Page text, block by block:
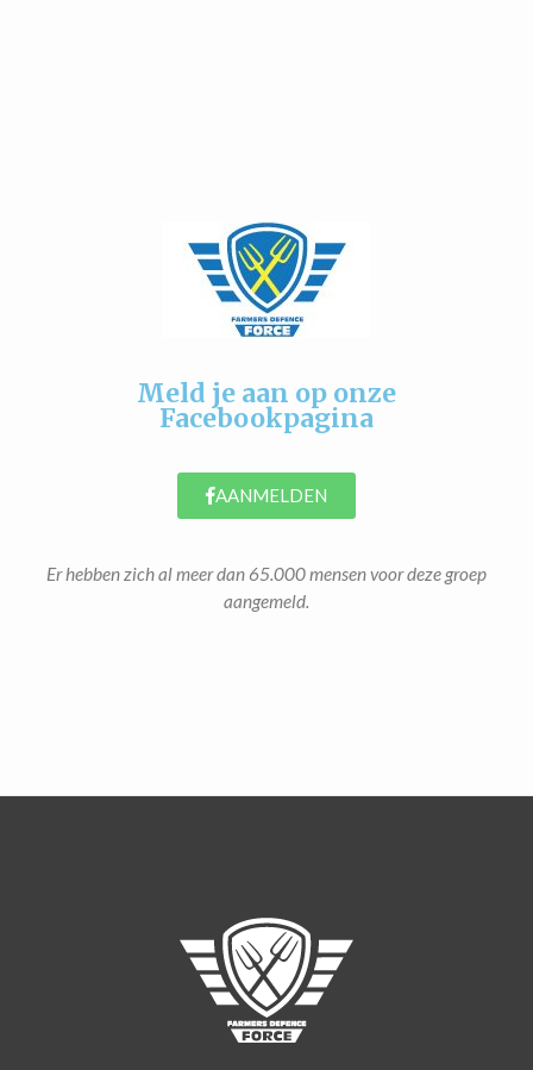
Meld je aan op onze
Facebookpagina
AANMELDEN
Er hebben zich al meer dan 65.000 mensen voor deze groep
aangemeld.